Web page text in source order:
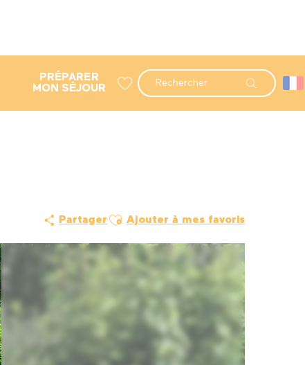
Recherche
PRÉPARER
MON SÉJOUR
Partager Ajouter aux favoris
Ajouter à mes favoris